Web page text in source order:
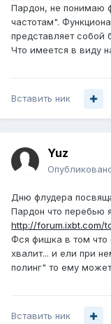
Пардон, не понимаю
частотам".
представляет собой
Что имеется в виду
Вставить ник
Yuz
Дню флудера
Пардон что перебью
http://forum.ixbt.com/
Фся фишка в том что
хвалит... и ели при
полинг" то ему
Вставить ник